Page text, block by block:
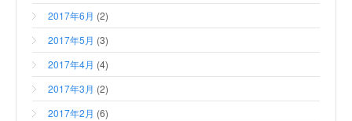
2017年6月 (2)
2017年5月 (3)
2017年4月 (4)
2017年3月 (2)
2017年2月 (6)